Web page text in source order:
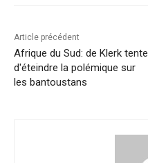
k
Article précédent
Afrique du Sud: de Klerk tente
d'éteindre la polémique sur
les bantoustans